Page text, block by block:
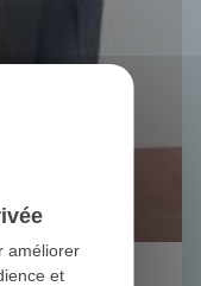
DAF
améliorer
et